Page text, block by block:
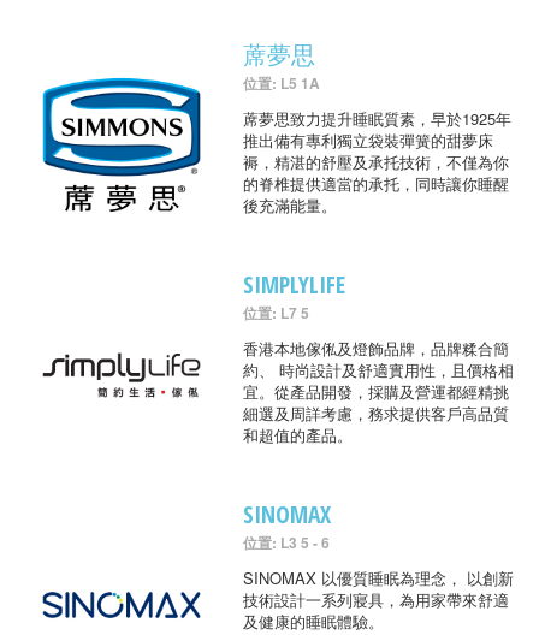
蓆夢思
位置: L5 1A
蓆夢思致力提升睡眠質素，早於1925年
推出備有專利獨立袋裝彈簧的甜夢床
褥，精湛的舒壓及承托技術，不僅為你
的脊椎提供適當的承托，同時讓你睡醒
後充滿能量。
SIMPLYLIFE
位置: L7 5
香港本地傢俬及燈飾品牌，品牌糅合簡
約、 時尚設計及舒適實用性，且價格相
宜。從產品開發，採購及營運都經精挑
細選及周詳考慮，務求提供客戶高品質
和超值的產品。
SINOMAX
位置: L3 5 - 6
SINOMAX 以優質睡眠為理念， 以創新
技術設計一系列寢具，為用家帶來舒適
及健康的睡眠體驗。